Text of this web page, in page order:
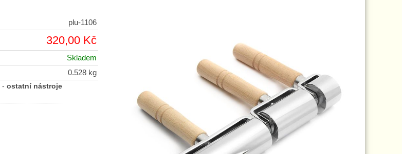
plu-1106
320,00 Kč
Skladem
0.528 kg
- ostatní nástroje